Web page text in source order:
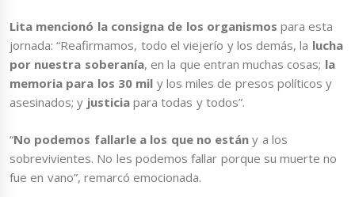
Lita mencionó la consigna de los organismos para esta
jornada: “Reafirmamos, todo el viejerío y los demás, la lucha
por nuestra soberanía, en la que entran muchas cosas; la
memoria para los 30 mil y los miles de presos políticos y
asesinados; y justiciapara todas y todos”.
“No podemos fallarle a los que no están y a los
sobrevivientes. No les podemos fallar porque su muerte no
fue en vano”, remarcó emocionada.